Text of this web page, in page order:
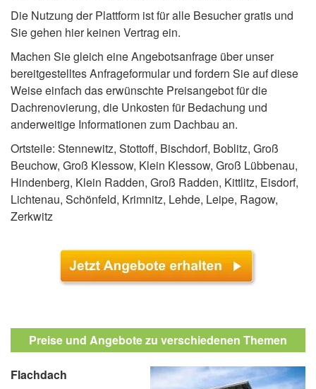
Die Nutzung der Plattform ist für alle Besucher gratis und
Sie gehen hier keinen Vertrag ein.
Machen Sie gleich eine Angebotsanfrage über unser
bereitgestelltes Anfrageformular und fordern Sie auf diese
Weise einfach das erwünschte Preisangebot für die
Dachrenovierung, die Unkosten für Bedachung und
anderweitige Informationen zum Dachbau an.
Ortsteile: Stennewitz, Stottoff, Bischdorf, Boblitz, Groß
Beuchow, Groß Klessow, Klein Klessow, Groß Lübbenau,
Hindenberg, Klein Radden, Groß Radden, Kittlitz, Eisdorf,
Lichtenau, Schönfeld, Krimnitz, Lehde, Leipe, Ragow,
Zerkwitz
Preise und Angebote zu verschiedenen Themen
Flachdach